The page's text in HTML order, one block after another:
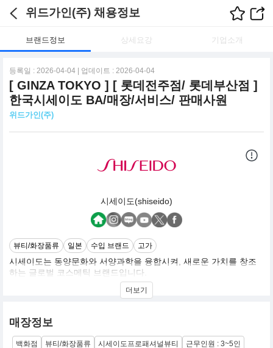
위드가인(주) 채용정보
브랜드정보 상세요강 기업소개
등록일 : 2026-04-04 | 업데이트 : 2026-04-04
[ GINZA TOKYO ] [ 롯데전주점/ 롯데부산점 ]
한국시세이도 BA/매장/서비스/ 판매사원
위드가인(주)
시세이도(shiseido)
뷰티/화장품류 일본 수입 브랜드 고가
시세이도는 동양문화와 서양과학을 융합시켜, 새로운 가치를 창조
하는 글로벌 코스메틱 브랜드입니다.
시세이도(資生堂)는 중국의 고전인 역경, 『「至哉坤元 萬物資生 乃
順承天」(대지의 덕에 의해 모든사물은 생성된다)』에서 유래하여
창조,개발하여 인간을 아름다움의 세계로 인도한다는 시세이도의
정신을 의미합니다.
더보기
매장정보
백화점 뷰티/화장품류 시세이도프로패셔널뷰티
근무인원 : 3~5인